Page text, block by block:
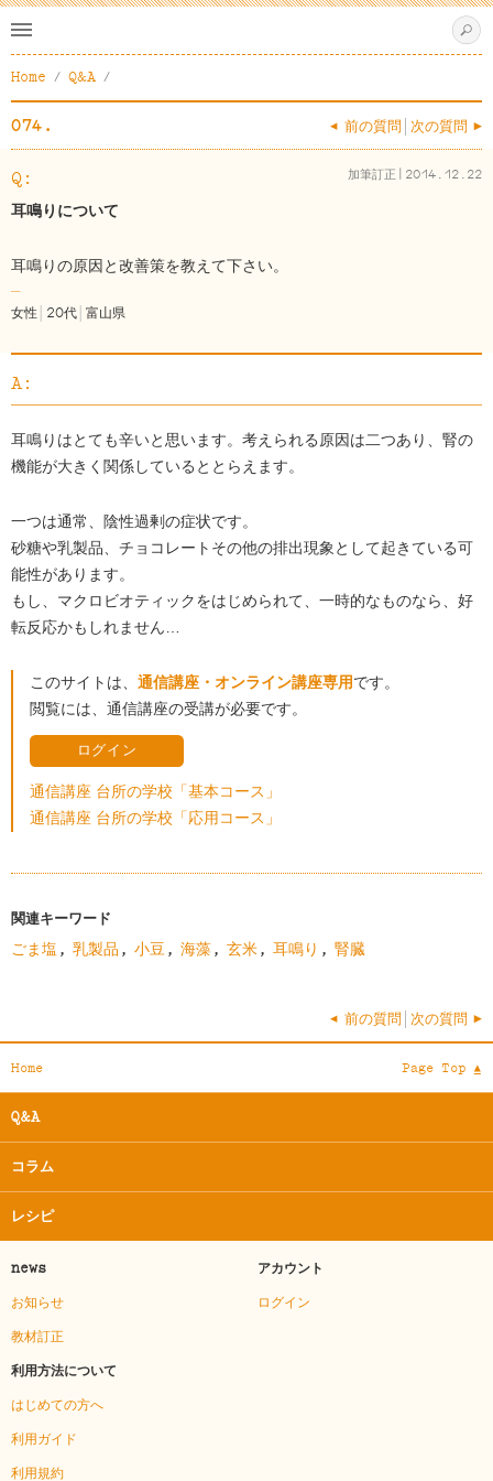
Home Q&A
074. < 前の質問 次の質問 >
加筆訂正|2014.12.22
耳鳴りについて
耳鳴りの原因と改善策を教えて下さい。
女性 20代 富山県
A:
耳鳴りはとても辛いと思います。考えられる原因は二つあり、腎の
機能が大きく関係しているととらえます。
一つは通常、陰性過剰の症状です。
砂糖や乳製品、チョコレートその他の排出現象として起きている可
能性があります。
もし、マクロビオティックをはじめられて、一時的なものなら、好
転反応かもしれません…
このサイトは、 通信講座・オンライン講座専用 です。
閲覧には、通信講座の受講が必要です。
ログイン
通信講座 台所の学校「基本コース」
通信講座 台所の学校「応用コース」
関連キーワード
ごま塩 , 乳製品 , 小豆 , 海藻 , 玄米 , 耳鳴り , 腎臓
< 前の質問 次の質問 >
Home Page Top $
Q&A
コラム
レシピ
news
お知らせ
教材訂正
利用方法について
はじめての方へ
利用ガイド
利用規約
アカウント
ログイン